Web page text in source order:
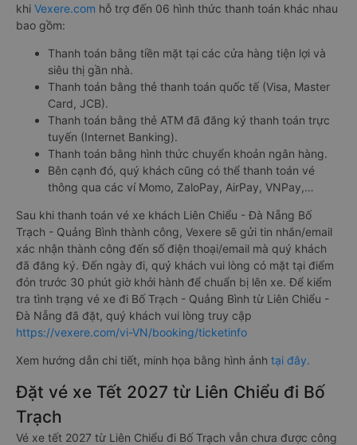
khi Vexere.com hỗ trợ đến 06 hình thức thanh toán khác nhau
bao gồm:
Thanh toán bằng tiền mặt tại các cửa hàng tiện lợi và
siêu thị gần nhà.
Thanh toán bằng thẻ thanh toán quốc tế (Visa, Master
Card, JCB).
Thanh toán bằng thẻ ATM đã đăng ký thanh toán trực
tuyến (Internet Banking).
Thanh toán bằng hình thức chuyển khoản ngân hàng.
Bên cạnh đó, quý khách cũng có thể thanh toán vé
thông qua các ví Momo, ZaloPay, AirPay, VNPay,…
Sau khi thanh toán vé xe khách Liên Chiểu - Đà Nẵng Bố
Trạch - Quảng Bình thành công, Vexere sẽ gửi tin nhắn/email
xác nhận thành công đến số điện thoại/email mà quý khách
đã đăng ký. Đến ngày đi, quý khách vui lòng có mặt tại điểm
đón trước 30 phút giờ khởi hành để chuẩn bị lên xe. Để kiểm
tra tình trạng vé xe đi Bố Trạch - Quảng Bình từ Liên Chiểu -
Đà Nẵng đã đặt, quý khách vui lòng truy cập
https://vexere.com/vi-VN/booking/ticketinfo
Xem hướng dẫn chi tiết, minh họa bằng hình ảnh tại đây.
Đặt vé xe Tết 2027 từ Liên Chiểu đi Bố
Trạch
Vé xe tết 2027 từ Liên Chiểu đi Bố Trạch vẫn chưa được công